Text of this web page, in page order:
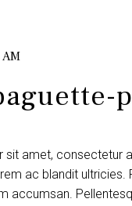
sit amet, consectetur
ac blandit ultricies.
accumsan.